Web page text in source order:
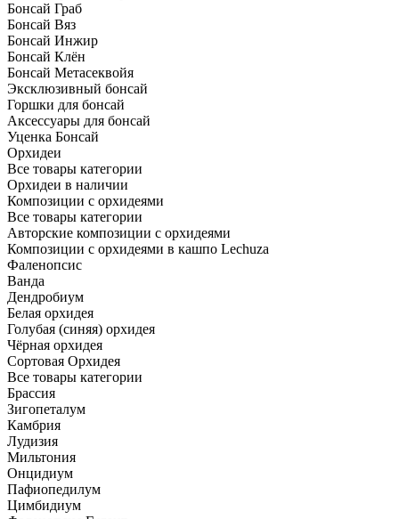
Бонсай Граб
Бонсай Вяз
Бонсай Инжир
Бонсай Клён
Бонсай Метасеквойя
Эксклюзивный бонсай
Горшки для бонсай
Аксессуары для бонсай
Уценка Бонсай
Орхидеи
Все товары категории
Орхидеи в наличии
Композиции с орхидеями
Все товары категории
Авторские композиции с орхидеями
Композиции с орхидеями в кашпо Lechuza
Фаленопсис
Ванда
Дендробиум
Белая орхидея
Голубая (синяя) орхидея
Чёрная орхидея
Сортовая Орхидея
Все товары категории
Брассия
Зигопеталум
Камбрия
Лудизия
Мильтония
Онцидиум
Пафиопедилум
Цимбидиум